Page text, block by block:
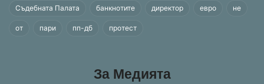
Съдебната Палата банкнотите директор евро не
от пари пп-дб протест
За Медията